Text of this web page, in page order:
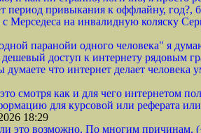
период привыкания к оффлайну, год?,
с Мерседеса на инвалидную коляску
паранойи одного человека" я
дешевый доступ к интернету рядовым
думаете что интернет делает
смотря как и для чего интернетом
для курсовой или реферата
18:29
это возможно. По многим причинам.